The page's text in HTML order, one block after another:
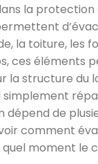
la
la toiture, les
ces éléments
la structure du
simplement
de
comment
moment le